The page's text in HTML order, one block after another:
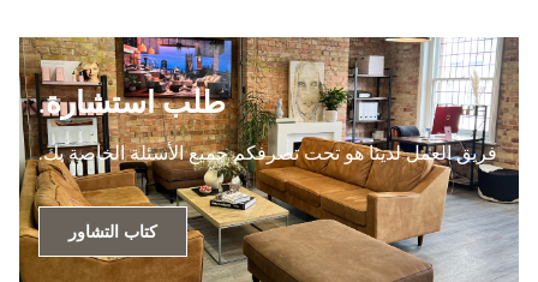
طلب استشارة.
فريق العمل لدينا هو تحت تصرفكم جميع الأسئلة الخاصة بك.
كتاب التشاور